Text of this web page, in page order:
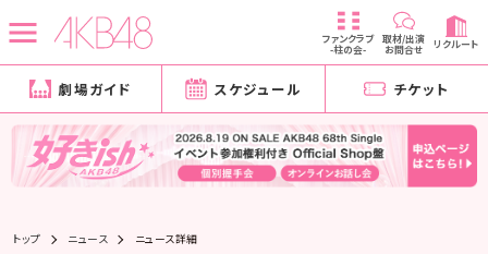
ファンクラブ
-柱の会-
取材/出演
お問合せ リクルート
劇場ガイド スケジュール チケット
トップ ニュース ニュース詳細